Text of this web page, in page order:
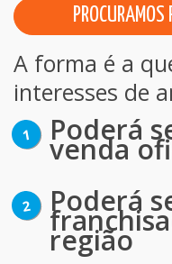
PROCURAMOS
A forma é a
interesses de
Poderá
venda
Poderá
região